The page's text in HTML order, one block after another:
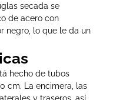
secada se
de acero con
negro, lo que le da un
hecho de tubos
cm. La encimera, las
y traseros, así